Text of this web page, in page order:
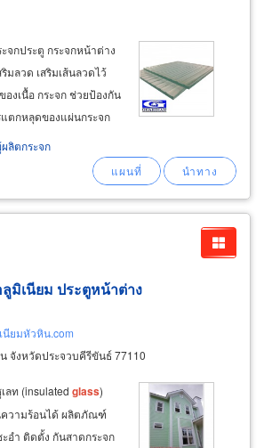
จกประตู กระจกหน้าต่าง
มลวด เสริมเส้นลวดไว้
งเนื้อ กระจก ช่วยป้องกัน
ตกหลุดของแผ่นกระจก
มง ติดตั้งง่ายเหมือน
และแบบชนิดขุ่น ขาย
ลิตกระจก
มิเนียม ประตูหน้าต่าง
นียมหัวหิน.com
จังหวัดประจวบคีรีขันธ์ 77110
ลท (insulated glass)
วามร้อนได้ ผลิตภัณฑ์
อำ ติดตั้ง กันสาดกระจก